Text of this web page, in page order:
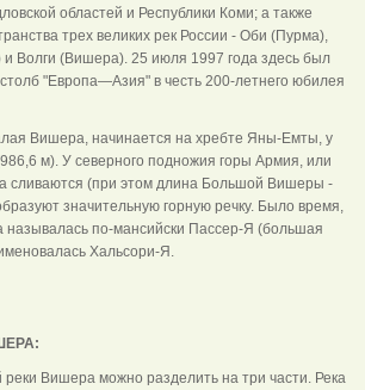
областей и Республики Коми; а также
трех великих рек России - Оби (Пурма),
Волги (Вишера). 25 июля 1997 года здесь был
"Европа—Азия" в честь 200-летнего юбилея
Вишера, начинается на хребте Яны-Емты, у
м). У северного подножия горы Армия, или
сливаются (при этом длина Большой Вишеры -
значительную горную речку. Было время,
по-мансийски Пассер-Я (большая
именовалась Хальсори-Я.
реки Вишера можно разделить на три части. Река